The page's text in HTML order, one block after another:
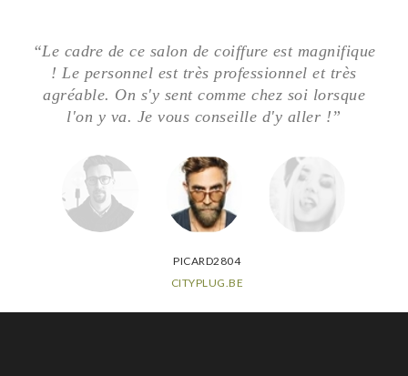
“Le cadre de ce salon de coiffure est magnifique
! Le personnel est très professionnel et très
agréable. On s'y sent comme chez soi lorsque
l'on y va. Je vous conseille d'y aller !”
PICARD2804
CITYPLUG.BE